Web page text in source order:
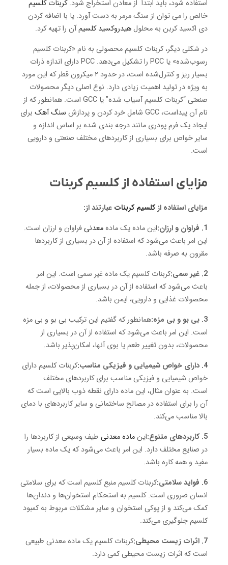
استفاده شود، باید ابتدا از معادن استخراج شود.کربنات کلسیم
خالص را می توان از سنگ مرمر به دست آورد. یا با اضافه کردن
دی اکسید کربن به محلولهیدروکسید کلسیمآن را تهیه کرد.
در شکلی دیگر، کربنات کلسیم محصولی به نام «کربنات کلسیم
رسوب‌شده» یا PCC را تشکیل می‌دهد. PCC دارای اندازه ذرات
بسیار ریز و کنترل‌شده است، در حدود ۲ میکرون قطر که این مورد
به ویژه در تولید اهمیت زیادی دارد. نوع اصلی دیگر محصولات
صنعتی “کربنات کلسیم آسیاب شده” یا GCC است. همانطور که از
نام آن پیداست، GCC شامل خرد کردن و پردازش
سنگ آهک برای
ایجاد یک فرم پودری مانند درجه بندی شده بر اساس اندازه و
سایر خواص برای بسیاری از کاربردهای مختلف صنعتی و دارویی
است.
مزایای استفاده از کلسیم کربنات
مزایای استفاده ازکلسیم کربنات عبارتند از:
1. فراوان و ارزان:
این ماده یک مادهمعدنیفراوان و ارزان است.
این امر باعث می‌شود که استفاده از آن در بسیاری از کاربردها
مقرون به صرفه باشد.
2. غیر سمی:
کربنات کلسیم یک ماده غیر سمی است. این امر
باعث می‌شود که استفاده از آن در بسیاری از محصولات، از جمله
محصولات غذایی و دارویی، ایمن باشد.
3. بی بو و بی مزه:
همانطور که گفتیم این ترکیب بی بو و بی مزه
است. این امر باعث می‌شود که استفاده از آن در بسیاری از
محصولات، بدون تغییر طعم یا بوی آنها، امکان‌پذیر باشد.
4. دارای خواص شیمیایی و فیزیکی مناسب:
کربنات کلسیم دارای
خواص شیمیایی و فیزیکی مناسب برای کاربردهای مختلف
است. به عنوان مثال، این ماده دارای نقطه ذوب بالایی است که
آن را برای استفاده در مصالح ساختمانی و سایر کاربردهای با دمای
بالا مناسب می‌کند.
5. کاربردهای متنوع:
اینماده معدنی طیف وسیعی از کاربردها را
در صنایع مختلف دارد. این امر باعث می‌شود که یک ماده بسیار
مفید و همه کاره باشد.
6. فواید سلامتی:
کربنات کلسیم منبع کلسیم است که برای سلامتی
انسان ضروری است. کلسیم به استحکام استخوان‌ها و دندان‌ها
کمک می‌کند و از پوکی استخوان و سایر مشکلات مربوط به کمبود
کلسیم جلوگیری می‌کند.
7. اثرات زیست محیطی:
کربنات کلسیم یک ماده معدنی طبیعی
است که اثرات زیست محیطی کمی دارد.